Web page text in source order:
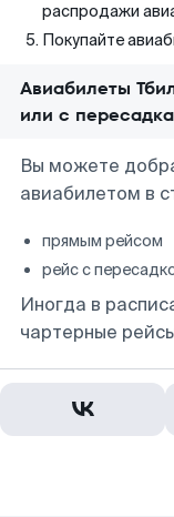
распродажи
Покупайте
Авиабилеты
или с
Вы можете
авиабилетом в
прямым рейсом
рейс с
Иногда в
чартерные